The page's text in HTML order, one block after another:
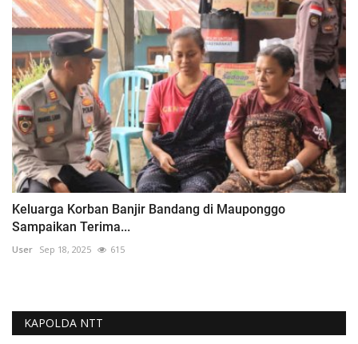
Keluarga Korban Banjir Bandang di Mauponggo
Sampaikan Terima...
User Sep 18, 2025 615
KAPOLDA NTT